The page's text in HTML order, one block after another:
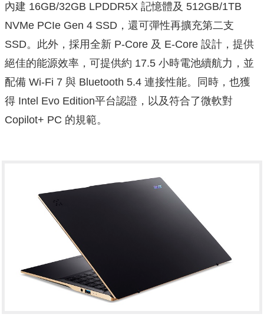
內建 16GB/32GB LPDDR5X 記憶體及 512GB/1TB
NVMe PCIe Gen 4 SSD，還可彈性再擴充第二支
SSD。此外，採用全新 P-Core 及 E-Core 設計，提供
絕佳的能源效率，可提供約 17.5 小時電池續航力，並
配備 Wi-Fi 7 與 Bluetooth 5.4 連接性能。同時，也獲
得 Intel Evo Edition平台認證，以及符合了微軟對
Copilot+ PC 的規範。